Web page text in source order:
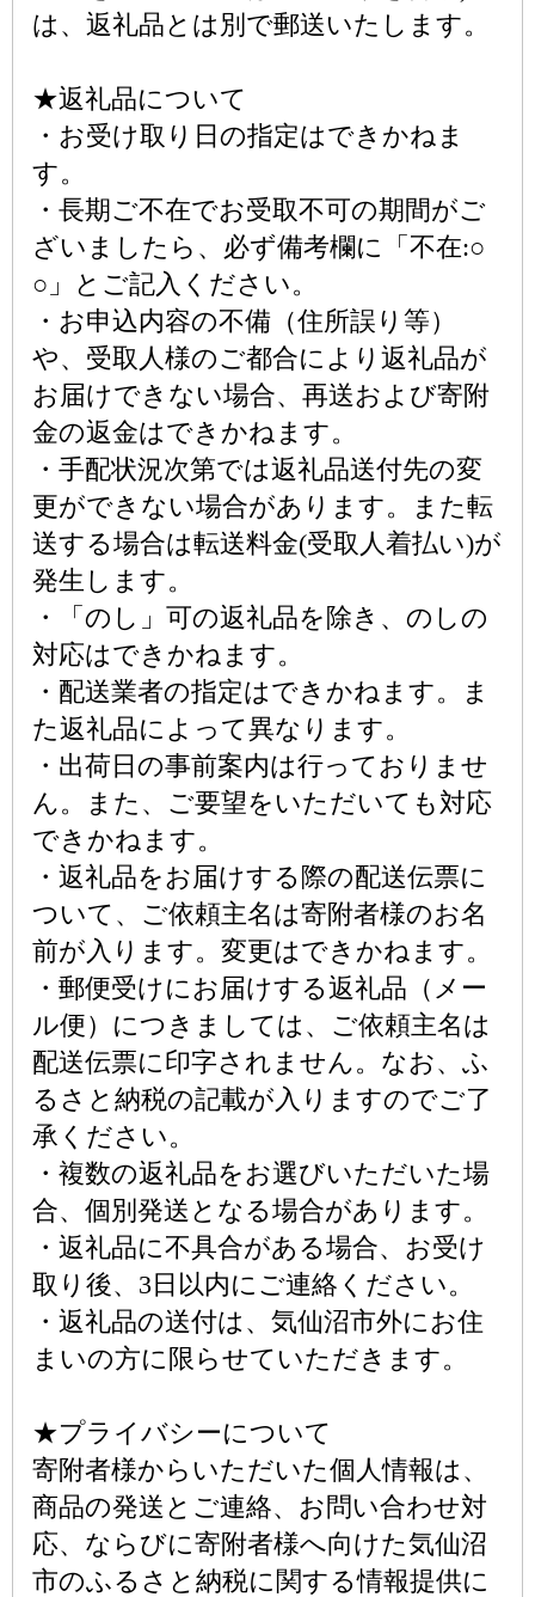
は、返礼品とは別で郵送いたします。
★返礼品について
・お受け取り日の指定はできかねま
す。
・長期ご不在でお受取不可の期間がご
ざいましたら、必ず備考欄に「不在:○
○」とご記入ください。
・お申込内容の不備（住所誤り等）
や、受取人様のご都合により返礼品が
お届けできない場合、再送および寄附
金の返金はできかねます。
・手配状況次第では返礼品送付先の変
更ができない場合があります。また転
送する場合は転送料金(受取人着払い)が
発生します。
・「のし」可の返礼品を除き、のしの
対応はできかねます。
・配送業者の指定はできかねます。ま
た返礼品によって異なります。
・出荷日の事前案内は行っておりませ
ん。また、ご要望をいただいても対応
できかねます。
・返礼品をお届けする際の配送伝票に
ついて、ご依頼主名は寄附者様のお名
前が入ります。変更はできかねます。
・郵便受けにお届けする返礼品（メー
ル便）につきましては、ご依頼主名は
配送伝票に印字されません。なお、ふ
るさと納税の記載が入りますのでご了
承ください。
・複数の返礼品をお選びいただいた場
合、個別発送となる場合があります。
・返礼品に不具合がある場合、お受け
取り後、3日以内にご連絡ください。
・返礼品の送付は、気仙沼市外にお住
まいの方に限らせていただきます。
★プライバシーについて
寄附者様からいただいた個人情報は、
商品の発送とご連絡、お問い合わせ対
応、ならびに寄附者様へ向けた気仙沼
市のふるさと納税に関する情報提供に